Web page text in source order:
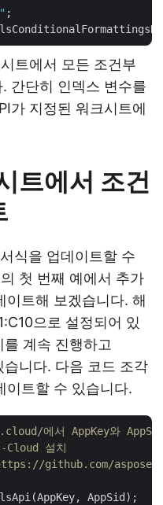
트에서 모든 조건부
간단히 인덱스 변수를
가 지정된 워크시트에
트에서 조건
식을 업데이트할 수
첫 번째 예에서 추가
이트해 보겠습니다. 해
으로 설정되어 있
계속 진행하고
니다. 다음 코드 조각
이트할 수 있습니다.
에서 AppKey와 AppSID
설치
github.com/